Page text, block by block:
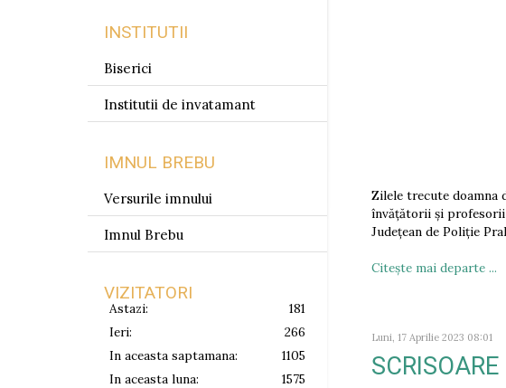
Zilele trecute doamna
învățătorii și
Județean de Poliție
Citeşte mai departe ...
Luni, 17 Aprilie 2023 08:01
INSTITUTII
Biserici
Institutii de invatamant
IMNUL BREBU
Versurile imnului
Imnul Brebu
VIZITATORI
Astazi:
181
Ieri:
266
In aceasta saptamana:
1105
In aceasta luna:
1575